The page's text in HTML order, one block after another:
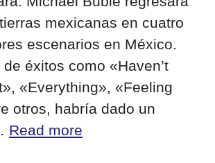
mexicanas en cuatro
escenarios en México.
éxitos como «Haven’t
«Everything», «Feeling
otros, habría dado un
Read more